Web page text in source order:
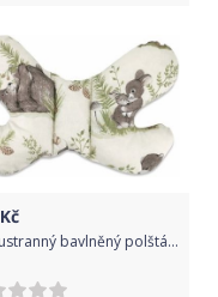
Kč
Oboustranný bavlněný polštářek Motýlek, Pohoda v lese - bílý